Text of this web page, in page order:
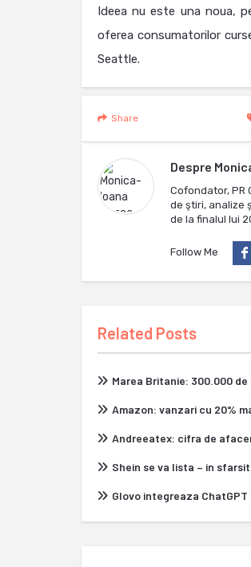
Ideea nu este una noua,
oferea consumatorilor
Seattle.
Share
Despre
Cofondator, PR
de ştiri, analize
de la finalul lui
Follow Me
Related Posts
Marea Britanie: 300.000
Amazon: vanzari cu 20%
Andreeatex: cifra de
Shein se va lista – in
Glovo integreaza